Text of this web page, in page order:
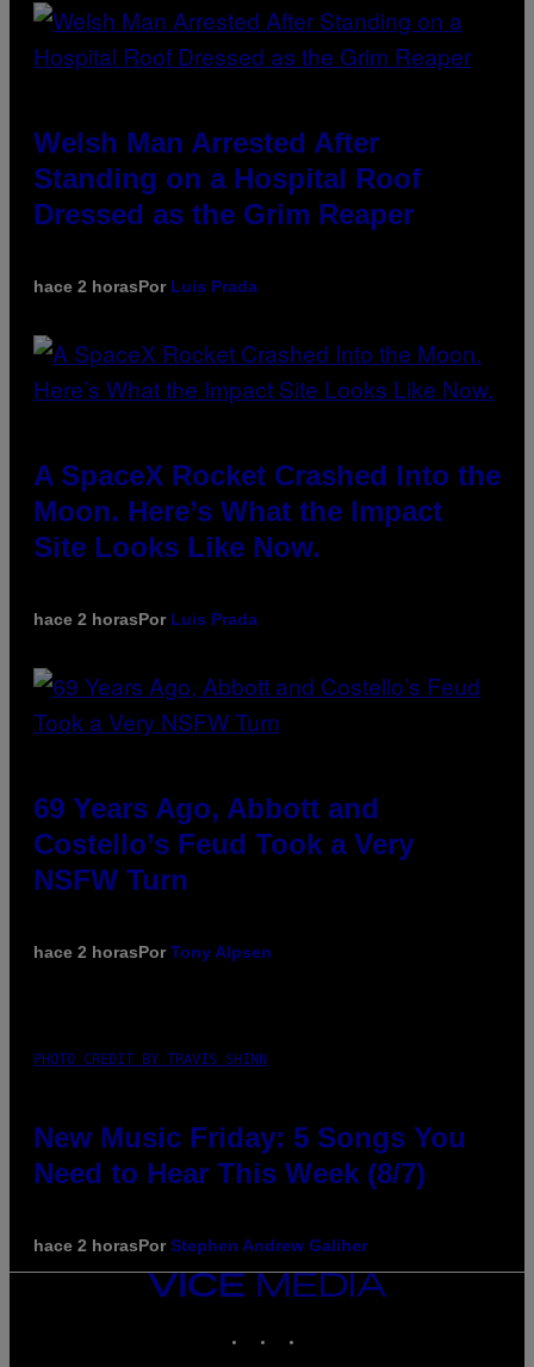
Welsh Man Arrested After
Standing on a Hospital Roof
Dressed as the Grim Reaper
hace 2 horasPor Luis Prada
A SpaceX Rocket Crashed Into the
Moon. Here’s What the Impact
Site Looks Like Now.
hace 2 horasPor Luis Prada
69 Years Ago, Abbott and
Costello’s Feud Took a Very
NSFW Turn
hace 2 horasPorTony Alpsen
PHOTO CREDIT BY TRAVIS SHINN
New Music Friday: 5 Songs You
Need to Hear This Week (8/7)
hace 2 horasPorStephen Andrew Galiher
VICE